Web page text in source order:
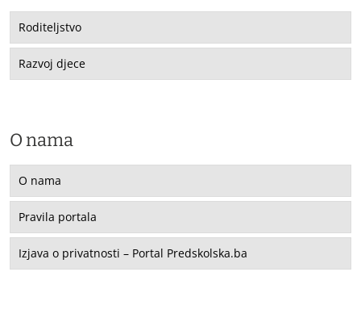
Roditeljstvo
Razvoj djece
O nama
O nama
Pravila portala
Izjava o privatnosti – Portal Predskolska.ba